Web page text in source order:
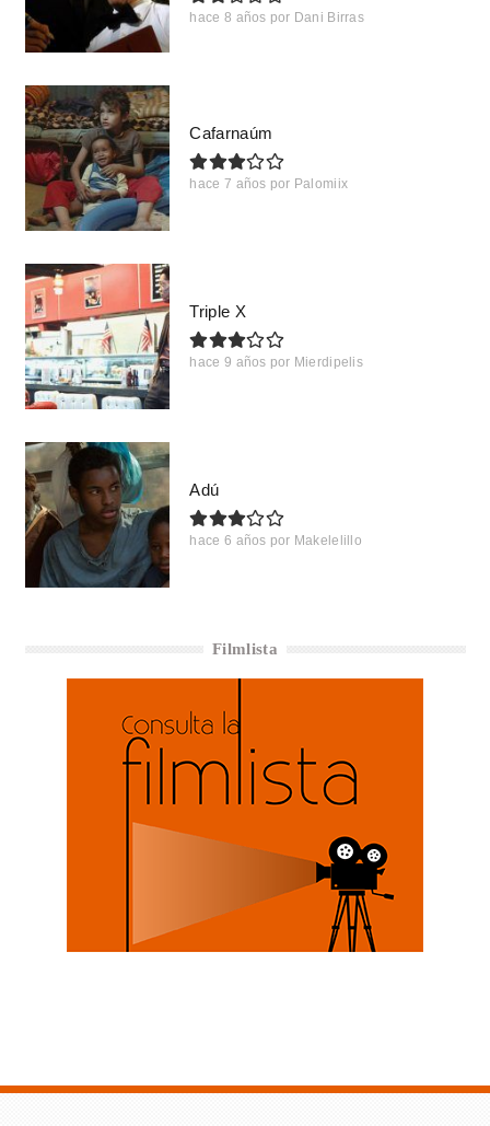
hace 8 años por Dani Birras
Cafarnaúm
hace 7 años por Palomiix
Triple X
hace 9 años por Mierdipelis
Adú
hace 6 años por Makelelillo
Filmlista